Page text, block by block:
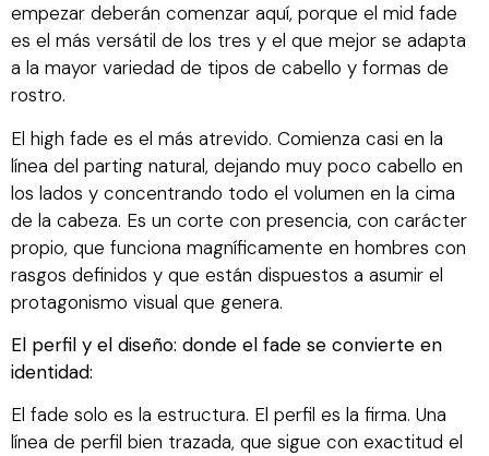
empezar deberán comenzar aquí, porque el mid fade
es el más versátil de los tres y el que mejor se adapta
a la mayor variedad de tipos de cabello y formas de
rostro.
El high fade es el más atrevido. Comienza casi en la
línea del parting natural, dejando muy poco cabello en
los lados y concentrando todo el volumen en la cima
de la cabeza. Es un corte con presencia, con carácter
propio, que funciona magníficamente en hombres con
rasgos definidos y que están dispuestos a asumir el
protagonismo visual que genera.
El perfil y el diseño: donde el fade se convierte en
identidad:
El fade solo es la estructura. El perfil es la firma. Una
línea de perfil bien trazada, que sigue con exactitud el